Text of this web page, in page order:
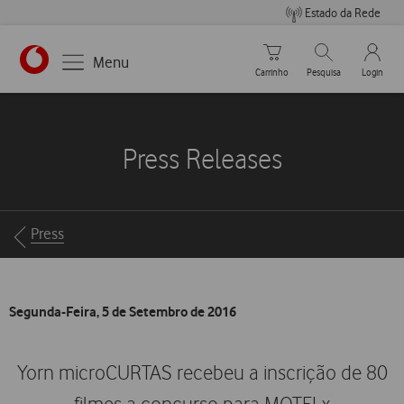
Estado da Rede
https://www.vodafone.pt
Menu
Carrinho de compras
Carrinho
Pesquisar
Pesquisa
My
Login
Press Releases
Breadcrumbs
Press
Segunda-Feira, 5 de Setembro de 2016
Yorn microCURTAS recebeu a inscrição de 80